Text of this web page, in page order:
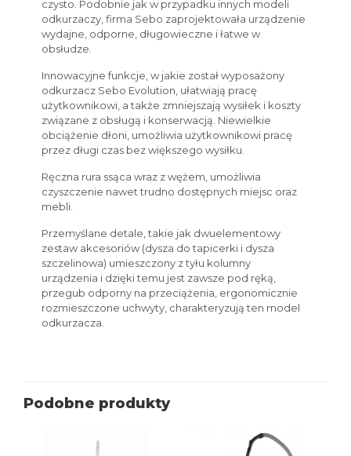
czysto. Podobnie jak w przypadku innych modeli
odkurzaczy, firma Sebo zaprojektowała urządzenie
wydajne, odporne, długowieczne i łatwe w
obsłudze.
Innowacyjne funkcje, w jakie został wyposażony
odkurzacz Sebo Evolution, ułatwiają pracę
użytkownikowi, a także zmniejszają wysiłek i koszty
związane z obsługą i konserwacją. Niewielkie
obciążenie dłoni, umożliwia użytkownikowi pracę
przez długi czas bez większego wysiłku.
Ręczna rura ssąca wraz z wężem, umożliwia
czyszczenie nawet trudno dostępnych miejsc oraz
mebli.
Przemyślane detale, takie jak dwuelementowy
zestaw akcesoriów (dysza do tapicerki i dysza
szczelinowa) umieszczony z tyłu kolumny
urządzenia i dzięki temu jest zawsze pod ręką,
przegub odporny na przeciążenia, ergonomicznie
rozmieszczone uchwyty, charakteryzują ten model
odkurzacza.
Podobne produkty